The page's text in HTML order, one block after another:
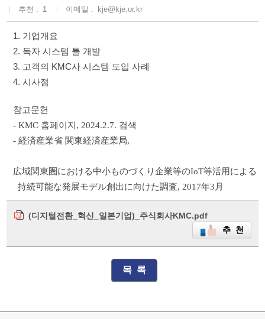
추천 : 1 이메일 : kje@kje.or.kr
1. 기업개요
2. 독자 시스템 툴 개발
3. 고객의 KMC사 시스템 도입 사례
4. 시사점
참고문헌
- KMC 홈페이지, 2024.2.7. 검색
- 経済産業省 関東経済産業局,
広域関東圏における中小ものづくり企業等のIoT等活用による
持続可能な発展モデル創出に向けた調査, 2017年3 月
(디지털전환_혁신_일본기업)_주식회사KMC.pdf
추 천
목 록